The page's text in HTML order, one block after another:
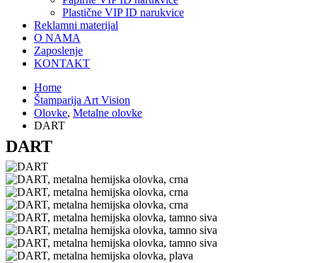
Plastične VIP ID narukvice
Reklamni materijal
O NAMA
Zaposlenje
KONTAKT
Home
Štamparija Art Vision
Olovke, Metalne olovke
DART
DART